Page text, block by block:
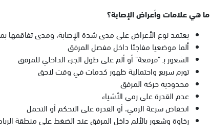
ما هي علامات وأعراض الإصابة؟
يعتمد نوع الأعراض على مدى شدة الإصابة، ومدى تفاقمها
ألما موضعيا مفاجئا داخل مفصل المرفق
الشعور بـ "فرقعة" أو ألم على طول الجزء الداخلي للمرفق
تورم سريع واحتمالية ظهور كدمات في وقت لاحق
محدودية حركة المرفق
عدم القدرة على رمي الأشياء
انخفاض سرعة الرمي، أو القدرة على التحكم أو التحمل
رخاوة وشعور بالألم داخل المرفق عند الضغط على منطقة